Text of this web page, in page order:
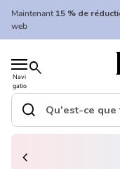
Skip to content
Maintenant15 % de
web
Navi
gatio
n
mobil
search
Accueil
Recherche"
search
(le lien s'ouvre dans
chevron_left